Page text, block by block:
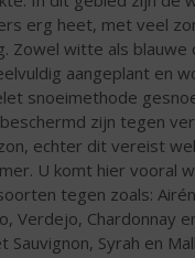
erg heet, met veel
Zowel witte als blauwe
aangeplant en
snoeimethode
zijn tegen
echter dit vereist
U komt hier vooral
tegen zoals:
Verdejo, Chardonnay
Syrah en